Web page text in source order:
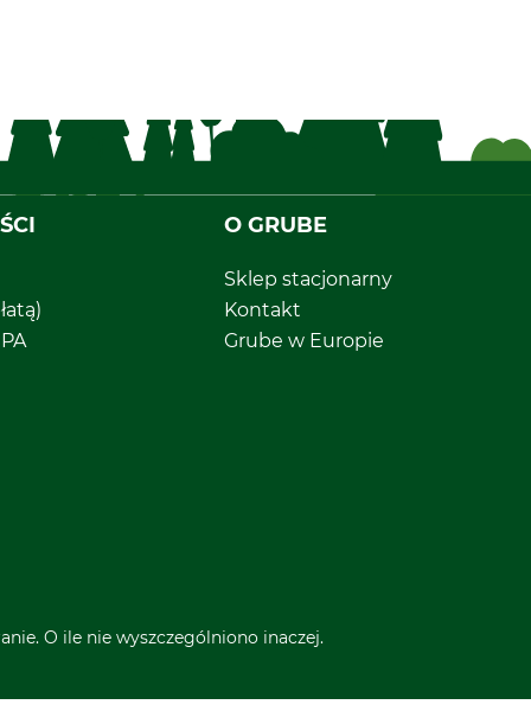
O GRUBE
Sklep stacjonarny
Kontakt
Grube w Europie
O ile nie wyszczególniono inaczej.